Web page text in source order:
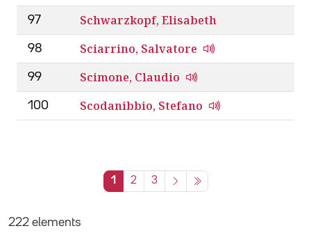
97 Schwarzkopf, Elisabeth
98 Sciarrino, Salvatore
99 Scimone, Claudio
100 Scodanibbio, Stefano
1 2 3
222 elements